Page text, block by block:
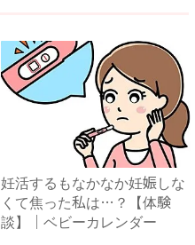
妊活するもなかなか妊娠しな
くて焦った私は…？【体験
談】｜ベビーカレンダー